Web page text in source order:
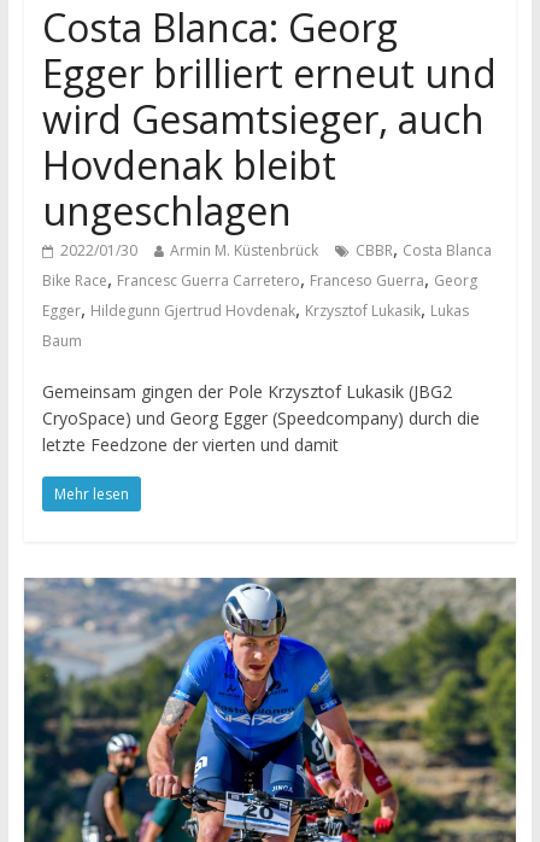
Costa Blanca: Georg
Egger brilliert erneut und
wird Gesamtsieger, auch
Hovdenak bleibt
ungeschlagen
2022/01/30 Armin M. Küstenbrück CBBR, Costa Blanca
Bike Race, Francesc Guerra Carretero, Franceso Guerra, Georg
Egger, Hildegunn Gjertrud Hovdenak, Krzysztof Lukasik, Lukas
Baum
Gemeinsam gingen der Pole Krzysztof Lukasik (JBG2
CryoSpace) und Georg Egger (Speedcompany) durch die
letzte Feedzone der vierten und damit
Mehr lesen